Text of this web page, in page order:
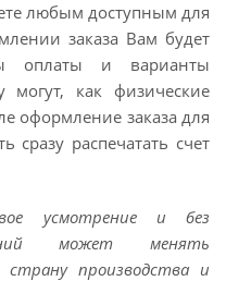
любым доступным для
заказа Вам будет
оплаты и варианты
могут, как физические
оформление заказа для
сразу распечатать счет
усмотрение и без
может менять
производства и